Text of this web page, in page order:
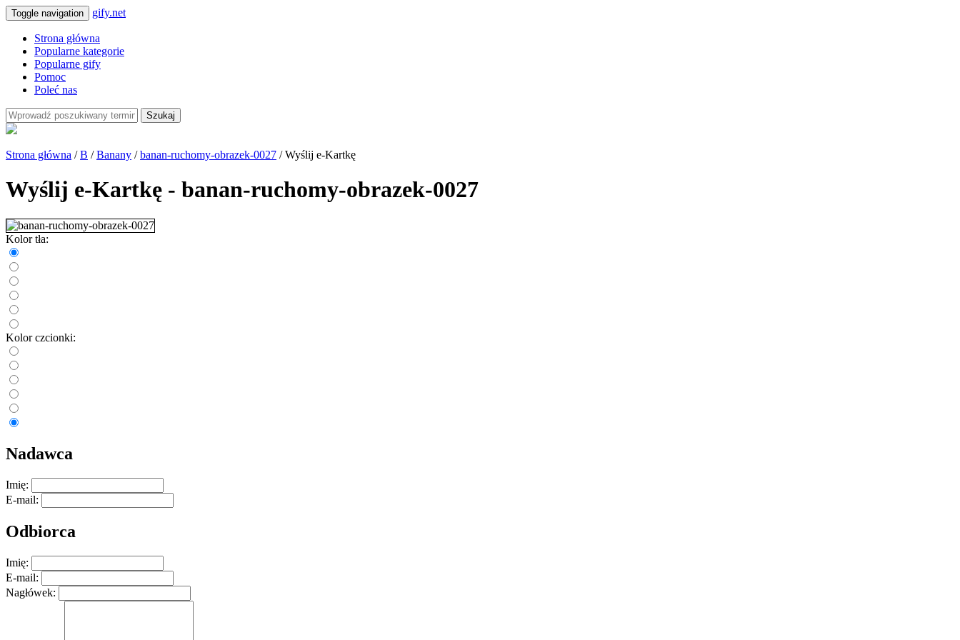
Toggle navigation gify.net
Strona główna
Popularne kategorie
Popularne gify
Pomoc
Poleć nas
Szukaj
Strona główna /B /Banany /banan-ruchomy-obrazek-0027 / Wyślij e-Kartkę
Wyślij e-Kartkę - banan-ruchomy-obrazek-0027
Kolor tła:
Kolor czcionki:
Nadawca
Imię:
E-mail:
Odbiorca
Imię:
E-mail:
Nagłówek: